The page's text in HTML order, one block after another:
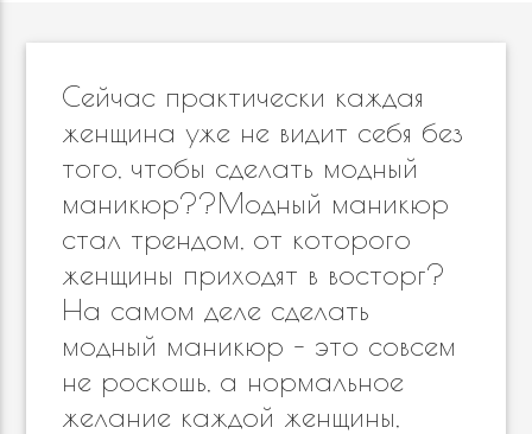
Сейчас практически каждая
женщина уже не видит себя без
того, чтобы сделать модный
маникюр??Модный маникюр
стал трендом, от которого
женщины приходят в восторг?
На самом деле сделать
модный маникюр – это совсем
не роскошь, а нормальное
желание каждой женщины,